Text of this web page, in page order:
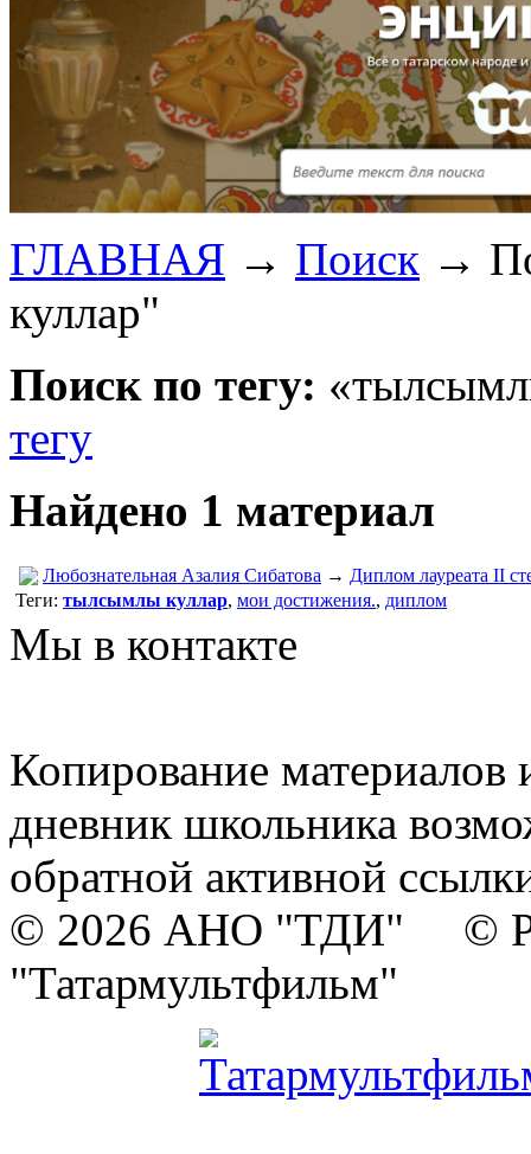
ГЛАВНАЯ → Поиск →
куллар"
Поиск по тегу:
тегу
Найдено 1 материал
Любознательная Азалия Сибатова → Диплом лауреата II
Теги: тылсымлы куллар, мои достижения., диплом
Мы в контакте
Копирование материалов
дневник школьника
обратной активной
© 2026 АНО "ТДИ" ©
"Татармультфильм"